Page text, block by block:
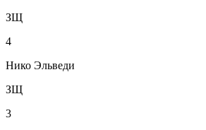
ЗЩ
4
Нико Эльведи
ЗЩ
3